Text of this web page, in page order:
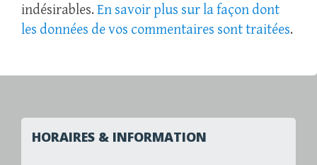
indésirables. En savoir plus sur la façon dont
les données de vos commentaires sont traitées.
HORAIRES & INFORMATION